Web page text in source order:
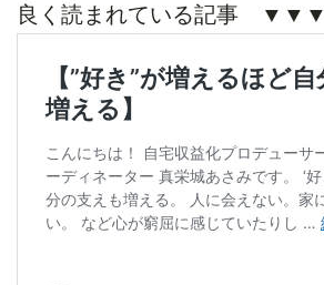
良く読まれている記事 ▼▼▼